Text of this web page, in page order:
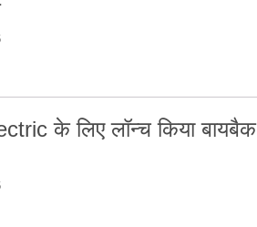
के लिए लॉन्च किया बायबैक